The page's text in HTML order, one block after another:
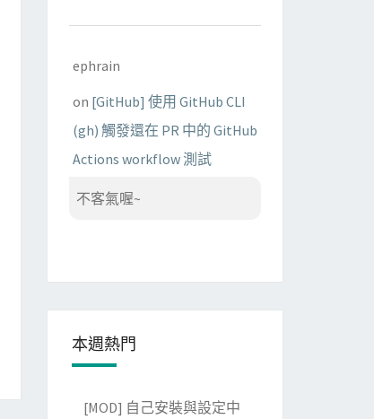
ephrain
on [GitHub] 使用 GitHub CLI
(gh) 觸發還在 PR 中的 GitHub
Actions workflow 測試
不客氣喔~
本週熱門
[MOD] 自己安裝與設定中